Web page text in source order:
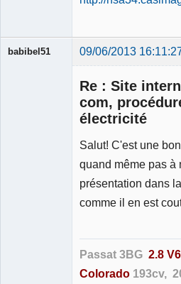
babibel51 09/06/2013
Re : Site
com,
électricité
Salut! C'est une
quand même pas à
présentation dans
comme il en est
Passat 3BG 2.8
Colorado 193cv,